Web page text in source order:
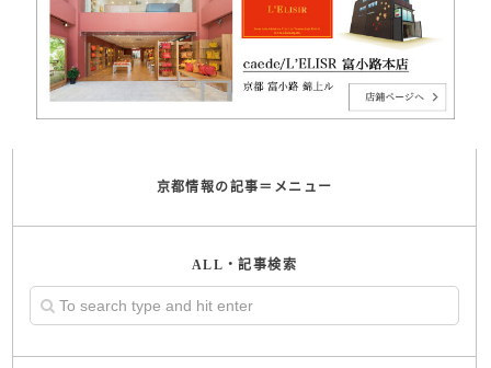
京都情報の記事＝メニュー
ALL・記事検索